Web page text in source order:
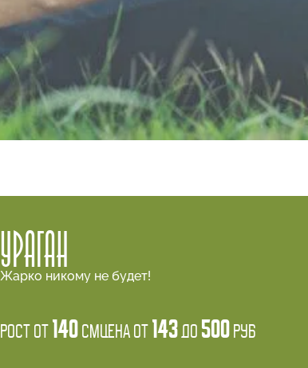
УРАГАН
Жарко никому не будет!
Рост от 140 см Цена от 143 до 500 руб